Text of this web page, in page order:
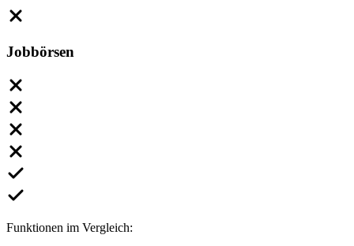
Jobbörsen
Funktionen im Vergleich: